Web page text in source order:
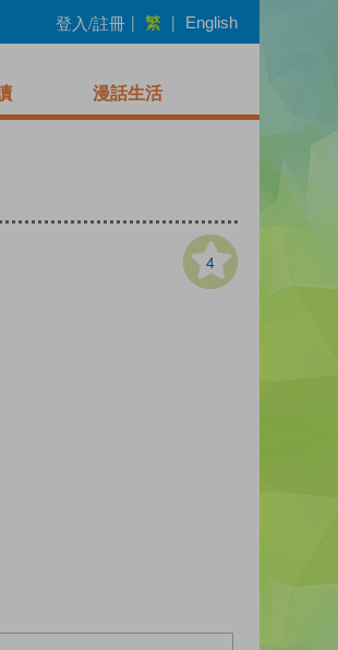
登入/註冊 | 繁 | English
漫話生活
4